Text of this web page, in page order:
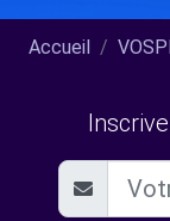
Accueil